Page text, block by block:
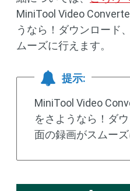
MiniTool Video
うなら！ダウンロード
ムーズに行えます。
提示:
MiniTool Video
をさようなら！ダ
面の録画がスムーズ